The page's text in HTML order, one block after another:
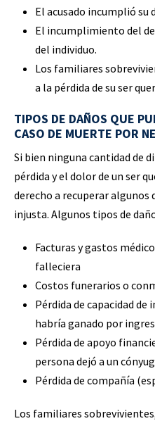
El acusado incumplió su
El incumplimiento del
del individuo.
Los familiares
a la pérdida de su ser
TIPOS DE DAÑOS QUE
CASO DE MUERTE POR
Si bien ninguna cantidad de
pérdida y el dolor de un ser
derecho a recuperar algunos
injusta. Algunos tipos de
Facturas y gastos
falleciera
Costos funerarios o
Pérdida de capacidad
habría ganado por
Pérdida de apoyo
persona dejó a un
Pérdida de compañía
Los familiares